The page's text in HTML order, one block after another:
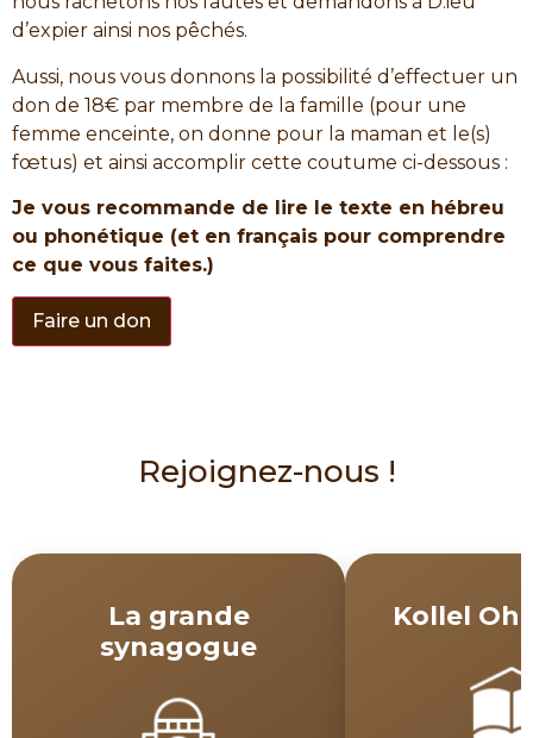
d’expier ainsi nos pêchés.
Aussi, nous vous donnons la possibilité d’effectuer un
don de 18€ par membre de la famille (pour une
femme enceinte, on donne pour la maman et le(s)
fœtus) et ainsi accomplir cette coutume ci-dessous :
Je vous recommande de lire le texte en hébreu
ou phonétique (et en français pour comprendre
ce que vous faites.)
Faire un don
Rejoignez-nous !
La grande
synagogue
Kollel